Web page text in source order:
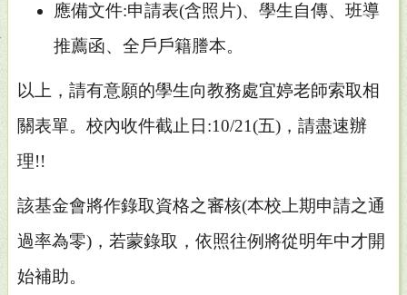
應備文件:申請表(含照片)、學生自傳、班導
推薦函、全戶戶籍謄本。
以上，請有意願的學生向教務處宜婷老師索取相
關表單。校內收件截止日:10/21(五)，請盡速辦
理!!
該基金會將作錄取資格之審核(本校上期申請之通
過率為零)，若蒙錄取，依照往例將從明年中才開
始補助。